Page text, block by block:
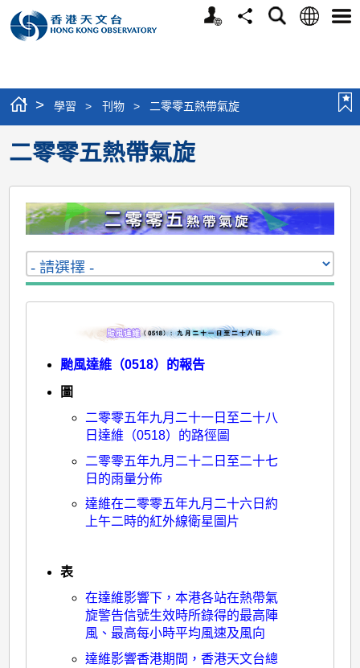
個
分
搜
語
選
> 學習 > 刊物 > 二零零五熱帶氣旋
二零零五熱帶氣旋
颱風達維（0518）的報告
圖
二零零五年九月二十一日至二十八
日達維（0518）的路徑圖
二零零五年九月二十二日至二十七
日的雨量分佈
達維在二零零五年九月二十六日約
上午二時的紅外線衛星圖片
表
在達維影響下，本港各站在熱帶氣
旋警告信號生效時所錄得的最高陣
風、最高每小時平均風速及風向
達維影響香港期間，香港天文台總